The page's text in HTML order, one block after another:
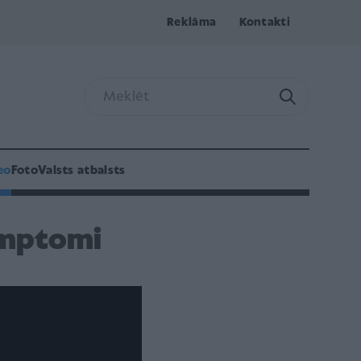
Reklāma Kontakti
FotoValsts atbalsts